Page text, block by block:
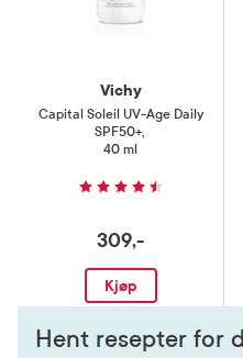
Vichy
Capital Soleil UV-Age Daily
SPF50+,
40 ml
309,-
Kjøp
Hent resepter for